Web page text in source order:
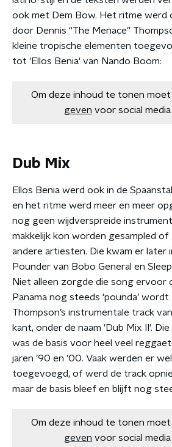
ook met Dem Bow. Het ritme werd
door Dennis “The Menace”
kleine tropische elementen
tot 'Ellos Benia' van Nando Boom:
Om deze inhoud te tonen moet
geven voor social
Dub Mix
Ellos Benia werd ook in de
en het ritme werd meer en meer
nog geen wijdverspreide
makkelijk kon worden gesampled
andere artiesten. Die kwam er later
Pounder van Bobo General en
Niet alleen zorgde die song ervoor
Panama nog steeds ‘pounda’
Thompson’s instrumentale track
kant, onder de naam 'Dub Mix II'.
was de basis voor heel veel
jaren ’90 en ’00. Vaak werden er
toegevoegd, of werd de track
maar de basis bleef en blijft nog
Om deze inhoud te tonen moet
geven voor social